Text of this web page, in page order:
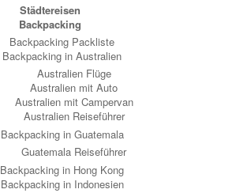
Städtereisen
Backpacking
Backpacking Packliste
Backpacking in Australien
Australien Flüge
Australien mit Auto
Australien mit Campervan
Australien Reiseführer
Backpacking in Guatemala
Guatemala Reiseführer
Backpacking in Hong Kong
Backpacking in Indonesien